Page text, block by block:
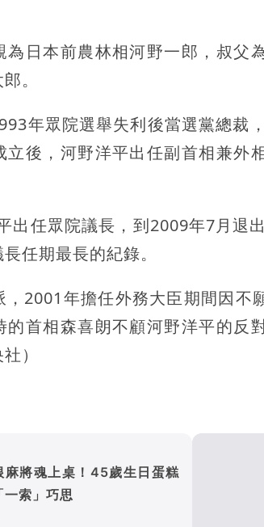
日本前農林相河野一郎，叔父
。
年眾院選舉失利後當選黨總裁
後，河野洋平出任副首相兼外
出任眾院議長，到2009年7月退
任期最長的紀錄。
2001年擔任外務大臣期間因不
的首相森喜朗不顧河野洋平的反
）
麻將魂上桌！45歲生日蛋糕
一索」巧思